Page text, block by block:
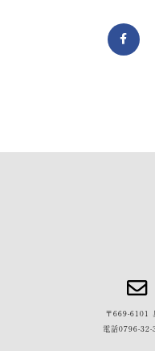
〒669-6101
電話0796-32-